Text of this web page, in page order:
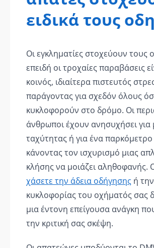
ειδικά τους
Οι εγκληματίες στοχεύουν τους
επειδή οι τροχαίες παραβάσεις
κοινός, ιδιαίτερα πιστευτός
παράγοντας για σχεδόν όλους
κυκλοφορούν στο δρόμο. Οι
άνθρωποι έχουν ανησυχήσει για
ταχύτητας ή για ένα παρκόμετρο
κάνοντας τον ισχυρισμό μιας
κλήσης να μοιάζει αληθοφανής.
χάσετε την άδεια οδήγησης ή
κυκλοφορίας του οχήματός σας
μια έντονη επείγουσα ανάγκη
την κριτική σας σκέψη.